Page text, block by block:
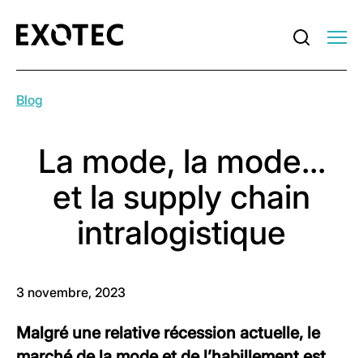
Blog
La mode, la mode...
et la supply chain
intralogistique
3 novembre, 2023
Malgré une relative récession actuelle, le